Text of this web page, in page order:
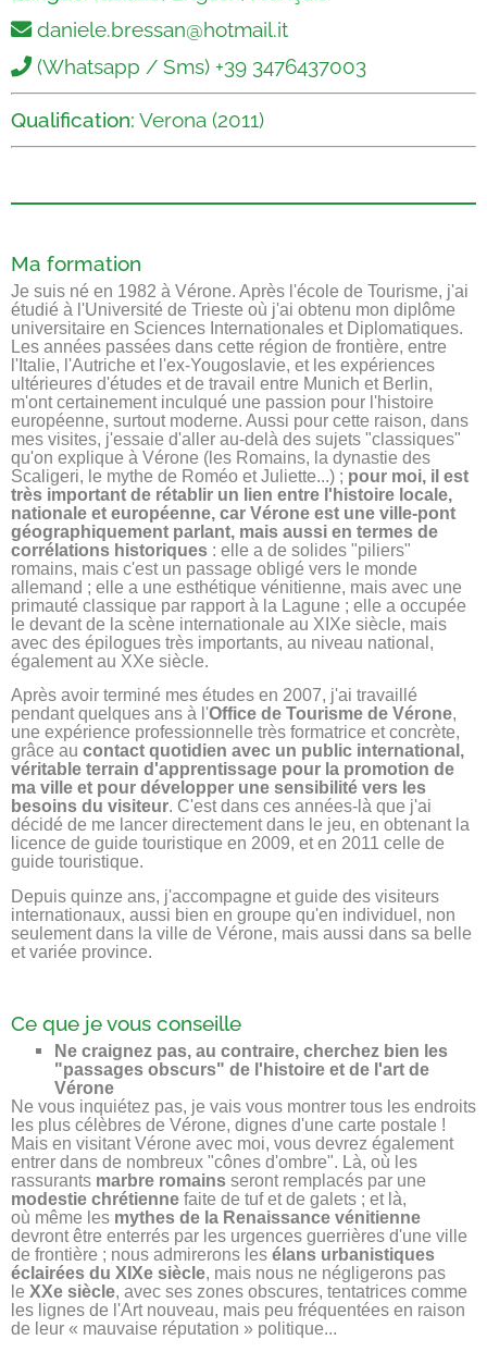
daniele.bressan@hotmail.it
(Whatsapp / Sms) +39 3476437003
Qualification: Verona (2011)
Ma formation
Je suis né en 1982 à Vérone. Après l'école de Tourisme, j'ai
étudié à l'Université de Trieste où j'ai obtenu mon diplôme
universitaire en Sciences Internationales et Diplomatiques.
Les années passées dans cette région de frontière, entre
l'Italie, l'Autriche et l'ex-Yougoslavie, et les expériences
ultérieures d'études et de travail entre Munich et Berlin,
m'ont certainement inculqué une passion pour l'histoire
européenne, surtout moderne. Aussi pour cette raison, dans
mes visites, j'essaie d'aller au-delà des sujets "classiques"
qu'on explique à Vérone (les Romains, la dynastie des
Scaligeri, le mythe de Roméo et Juliette...) ; pour moi, il est
très important de rétablir un lien entre l'histoire locale,
nationale et européenne, car Vérone est une ville-pont
géographiquement parlant, mais aussi en termes de
corrélations historiques : elle a de solides "piliers"
romains, mais c'est un passage obligé vers le monde
allemand ; elle a une esthétique vénitienne, mais avec une
primauté classique par rapport à la Lagune ; elle a occupée
le devant de la scène internationale au XIXe siècle, mais
avec des épilogues très importants, au niveau national,
également au XXe siècle.
Après avoir terminé mes études en 2007, j'ai travaillé
pendant quelques ans à l'Office de Tourisme de Vérone,
une expérience professionnelle très formatrice et concrète,
grâce au contact quotidien avec un public international,
véritable terrain d'apprentissage pour la promotion de
ma ville et pour développer une sensibilité vers les
besoins du visiteur. C'est dans ces années-là que j'ai
décidé de me lancer directement dans le jeu, en obtenant la
licence de guide touristique en 2009, et en 2011 celle de
guide touristique.
Depuis quinze ans, j'accompagne et guide des visiteurs
internationaux, aussi bien en groupe qu'en individuel, non
seulement dans la ville de Vérone, mais aussi dans sa belle
et variée province.
Ce que je vous conseille
Ne craignez pas, au contraire, cherchez bien les
"passages obscurs" de l'histoire et de l'art de
Vérone
Ne vous inquiétez pas, je vais vous montrer tous les endroits
les plus célèbres de Vérone, dignes d'une carte postale !
Mais en visitant Vérone avec moi, vous devrez également
entrer dans de nombreux "cônes d'ombre". Là, où les
rassurants marbre romains seront remplacés par une
modestie chrétienne faite de tuf et de galets ; et là,
où même les mythes de la Renaissance vénitienne
devront être enterrés par les urgences guerrières d'une ville
de frontière ; nous admirerons les élans urbanistiques
éclairées du XIXe siècle, mais nous ne négligerons pas
le XXe siècle, avec ses zones obscures, tentatrices comme
les lignes de l'Art nouveau, mais peu fréquentées en raison
de leur « mauvaise réputation » politique...